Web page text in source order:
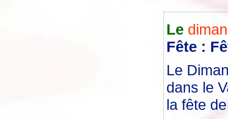
Le
Fête :
Le
dans le
la fête